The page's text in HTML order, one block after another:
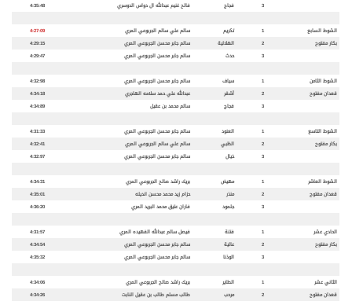
3
فجاج فالح غنيم عبدالله ال دواس الدوسري 4:35:48
الشوط السابع 1 تكريم سالم علي سالم الجربوعي المري
4:27:09
بكار مفتوح
2 الهلالية سالم جابر محسن الجربوعي المري
4:29:15
3
حدث سالم جابر محسن الجربوعي المري 4:29:47
الشوط الثامن 1 سياف سالم جابر محسن الجربوعي المري
4:32:98
قعدان مفتوح
2 أشقر عبدالله علي حمد سلامه الهاجري
4:34:18
3
فجاج سالم محمد بن عقيل 4:34:89
الشوط التاسع 1 العنود سالم جابر محسن الجربوعي المري
4:31:33
بكار مفتوح
2 الظبي سالم علي سالم الجربوعي المري
4:32:41
3
خيال سالم جابر محسن الجربوعي المري 4:32:97
الشوط العاشر 1 مهيض بريك راشد صالح الجربوعي المري
4:34:31
قعدان مفتوح
2 منذر حزام زيد محمد محسن انديله
4:35:01
3
جلمود فاران عتيق محمد البريد المري 4:36:20
الحادي عشر 1 فتنة فيصل سالم عبدالله الفهيده المري
4:31:57
بكار مفتوح
2 عالية سالم جابر محسن الجربوعي المري
4:34:54
3
الوذنا سالم جابر محسن الجربوعي المري 4:35:32
الثاني عشر 1 الطاير بريك راشد صالح الجربوعي المري
4:34:06
قعدان مفتوح
2 مرحب طالب مسلم طالب بن عقيل النابت
4:34:26